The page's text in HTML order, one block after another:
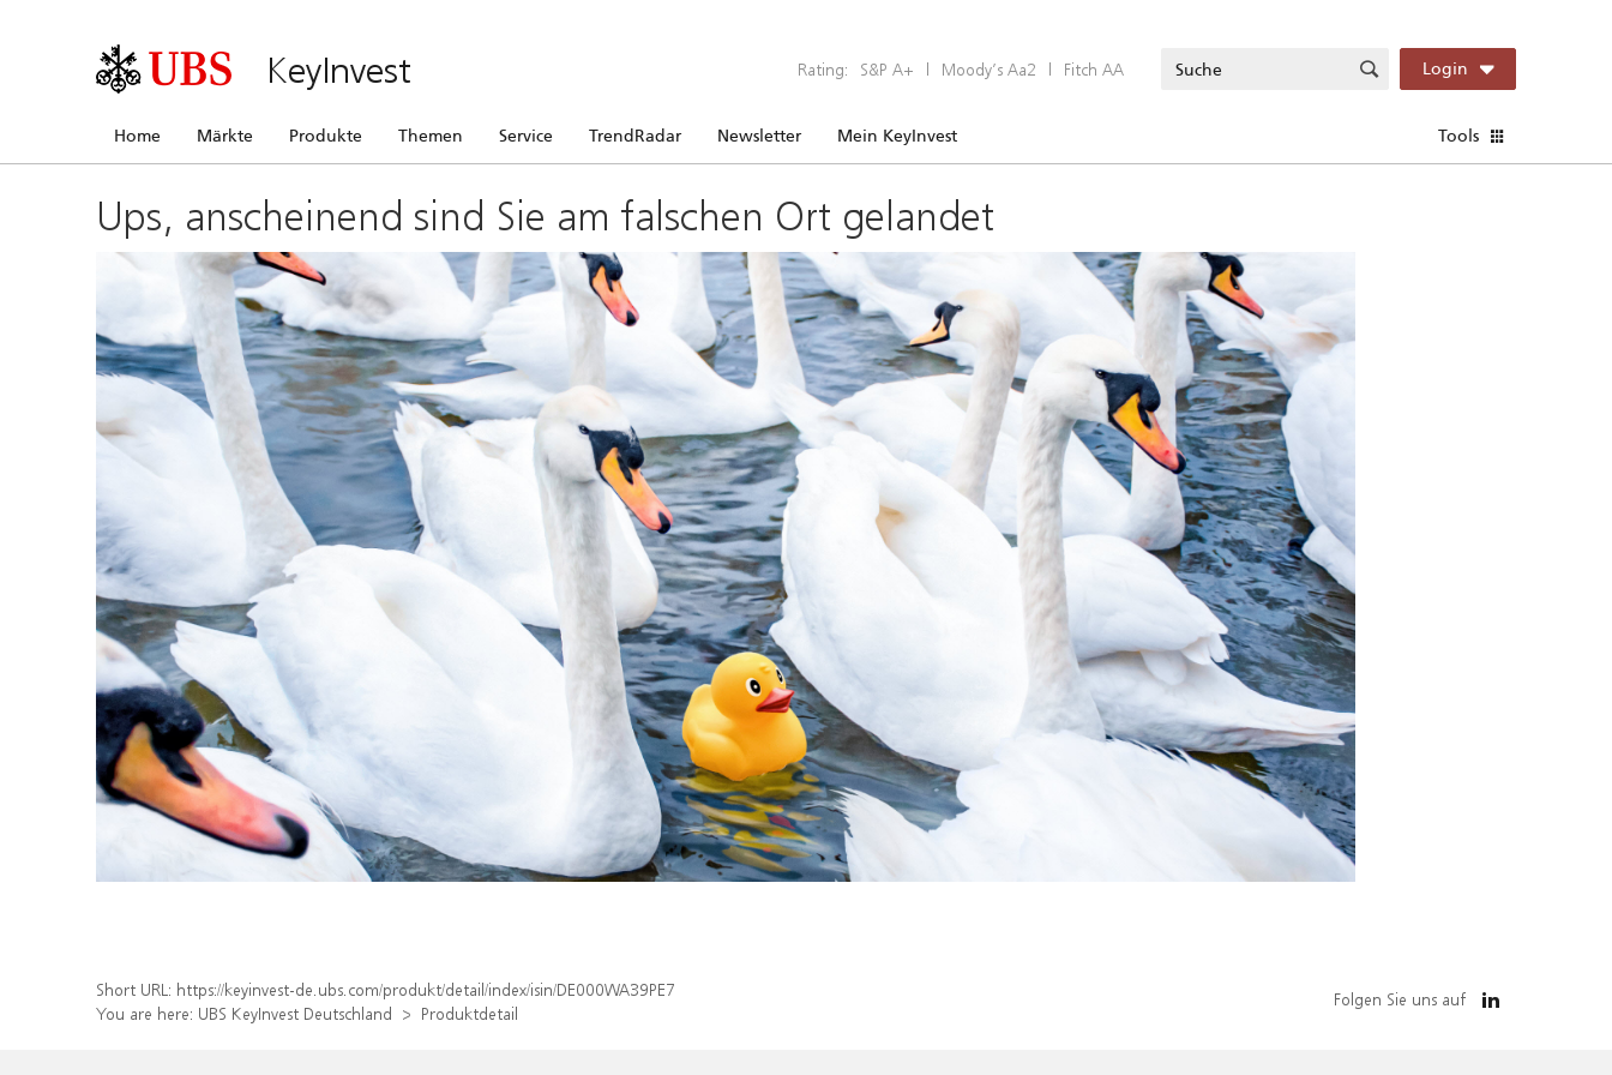
KeyInvest Rating: S&P A+ | Moody’s Aa2 | Fitch AA Login
Home Märkte Produkte Themen Service TrendRadar Newsletter Mein KeyInvest Tools
Ups, anscheinend sind Sie am falschen Ort gelandet
Short URL: https://keyinvest-de.ubs.com/produkt/detail/index/isin/DE000WA39PE7
You are here: UBS KeyInvest Deutschland Produktdetail
Folgen Sie uns auf